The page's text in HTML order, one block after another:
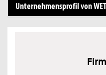
Unternehmensprofil von